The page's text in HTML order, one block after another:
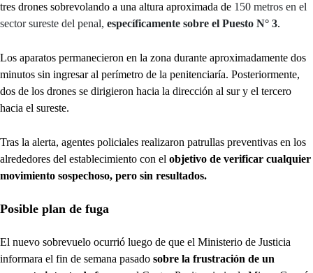
tres drones sobrevolando a una altura aproximada de 150 metros en el
sector sureste del penal, específicamente sobre el Puesto N° 3.
Los aparatos permanecieron en la zona durante aproximadamente dos
minutos sin ingresar al perímetro de la penitenciaría. Posteriormente,
dos de los drones se dirigieron hacia la dirección al sur y el tercero
hacia el sureste.
Tras la alerta, agentes policiales realizaron patrullas preventivas en los
alrededores del establecimiento con el objetivo de verificar cualquier
movimiento sospechoso, pero sin resultados.
Posible plan de fuga
El nuevo sobrevuelo ocurrió luego de que el Ministerio de Justicia
informara el fin de semana pasado sobre la frustración de un